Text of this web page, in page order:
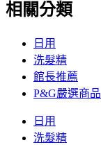
相關分類
日用
洗髮精
館長推薦
P&G嚴選商品
日用
洗髮精